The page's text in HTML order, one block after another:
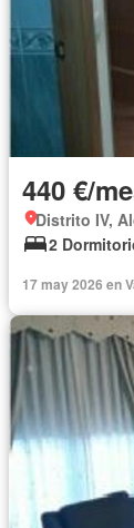
440 €/
Distrito IV,
2
17 may 2026 en